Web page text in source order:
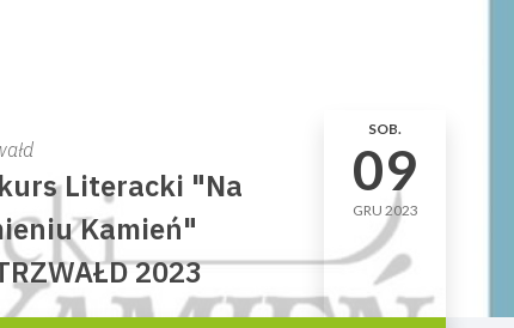
Literacki "Na
Kamień"
2023
SOB.
09
GRU 2023